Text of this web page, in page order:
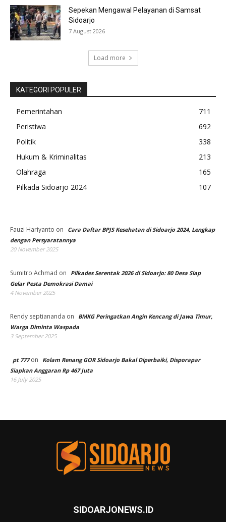
Sepekan Mengawal Pelayanan di Samsat
Sidoarjo
7 August 2026
Load more
KATEGORI POPULER
Pemerintahan
711
Peristiwa
692
Politik
338
Hukum & Kriminalitas
213
Olahraga
165
Pilkada Sidoarjo 2024
107
Fauzi Hariyanto on
Cara Daftar BPJS Kesehatan di Sidoarjo 2024, Lengkap
dengan Persyaratannya
20 November 2025
Sumitro Achmad on
Pilkades Serentak 2026 di Sidoarjo: 80 Desa Siap
Gelar Pesta Demokrasi Damai
4 November 2025
Rendy septiananda on
BMKG Peringatkan Angin Kencang di Jawa Timur,
Warga Diminta Waspada
3 September 2025
pt 777on
Kolam Renang GOR Sidoarjo Bakal Diperbaiki, Disporapar
Siapkan Anggaran Rp 467 Juta
16 July 2025
SIDOARJONEWS.ID